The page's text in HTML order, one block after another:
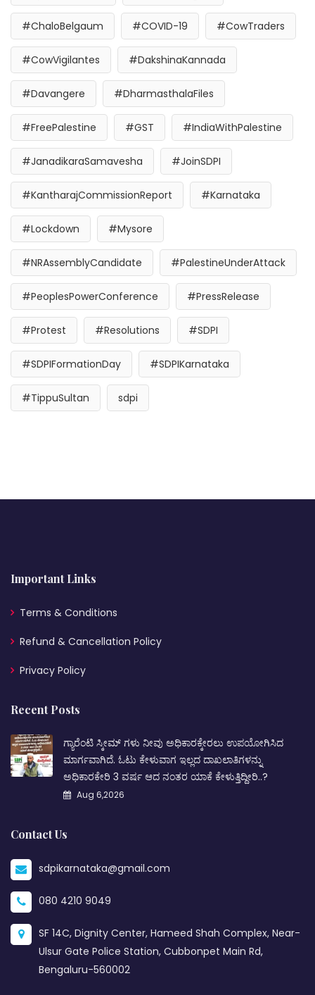
#ChaloBelgaum #COVID-19 #CowTraders
#CowVigilantes #DakshinaKannada
#Davangere #DharmasthalaFiles
#FreePalestine #GST #IndiaWithPalestine
#JanadikaraSamavesha #JoinSDPI
#KantharajCommissionReport #Karnataka
#Lockdown #Mysore
#NRAssemblyCandidate #PalestineUnderAttack
#PeoplesPowerConference #PressRelease
#Protest #Resolutions #SDPI
#SDPIFormationDay #SDPIKarnataka
#TippuSultan sdpi
Important Links
Terms & Conditions
Refund & Cancellation Policy
Privacy Policy
Recent Posts
ಗ್ಯಾರೆಂಟಿ ಸ್ಕೀಮ್ ಗಳು ನೀವು ಅಧಿಕಾರಕ್ಕೇರಲು ಉಪಯೋಗಿಸಿದ
ಮಾರ್ಗವಾಗಿದೆ. ಓಟು ಕೇಳುವಾಗ ಇಲ್ಲದ ದಾಖಲಾತಿಗಳನ್ನು
ಅಧಿಕಾರಕೇರಿ 3 ವರ್ಷ ಆದ ನಂತರ ಯಾಕೆ ಕೇಳುತ್ತಿದ್ದೀರಿ..?
Aug 6,2026
Contact Us
sdpikarnataka@gmail.com
080 4210 9049
SF 14C, Dignity Center, Hameed Shah Complex, Near-
Ulsur Gate Police Station, Cubbonpet Main Rd,
Bengaluru-560002